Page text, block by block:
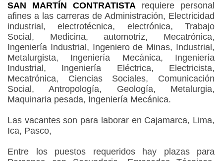
SAN MARTÍN CONTRATISTA requiere personal
afines a las carreras de Administración, Electricidad
industrial, electrotécnica, electrónica, Trabajo
Social, Medicina, automotriz, Mecatrónica,
Ingeniería Industrial, Ingeniero de Minas, Industrial,
Metalurgista, Ingeniería Mecánica, Ingeniería
Industrial, Ingeniería Eléctrica, Electricista,
Mecatrónica, Ciencias Sociales, Comunicación
Social, Antropología, Geología, Metalurgia,
Maquinaria pesada, Ingeniería Mecánica.
Las vacantes son para laborar en Cajamarca, Lima,
Ica, Pasco,
Entre los puestos requeridos hay plazas para